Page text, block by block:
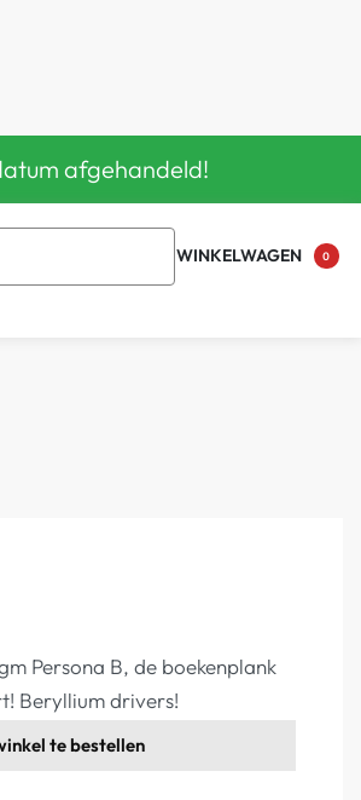
afgehandeld!
WINKELWAGEN 0
Persona B, de boekenplank
Beryllium drivers!
te bestellen